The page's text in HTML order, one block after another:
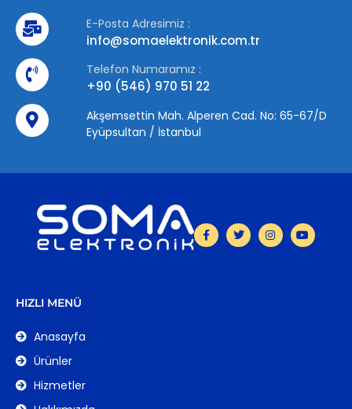
E-Posta Adresimiz :
info@somaelektronik.com.tr
Telefon Numaramız :
+90 (546) 970 51 22
Akşemsettin Mah. Alperen Cad. No: 65-67/D
Eyüpsultan / İstanbul
HIZLI MENÜ
Anasayfa
Ürünler
Hizmetler